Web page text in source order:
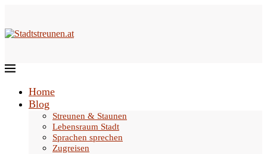
Home
Blog
Streunen & Staunen
Lebensraum Stadt
Sprachen sprechen
Zugreisen